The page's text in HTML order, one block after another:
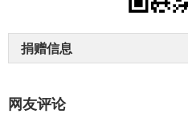
捐赠信息
网友评论